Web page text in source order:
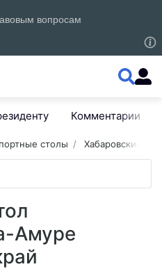
Комментарии
столы Хабаровский
Амуре